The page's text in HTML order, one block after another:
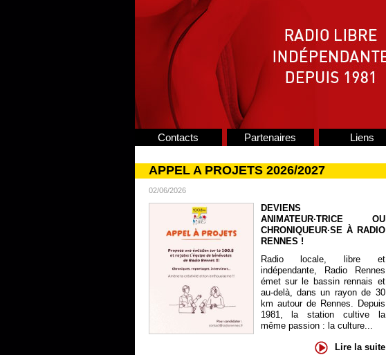
Contacts Partenaires Liens
APPEL A PROJETS 2026/2027
02/06/2026
DEVIENS
ANIMATEUR·TRICE OU
CHRONIQUEUR·SE À RADIO
RENNES !
Radio locale, libre et
indépendante, Radio Rennes
émet sur le bassin rennais et
au-delà, dans un rayon de 30
km autour de Rennes. Depuis
1981, la station cultive la
même passion : la culture...
Lire la suite